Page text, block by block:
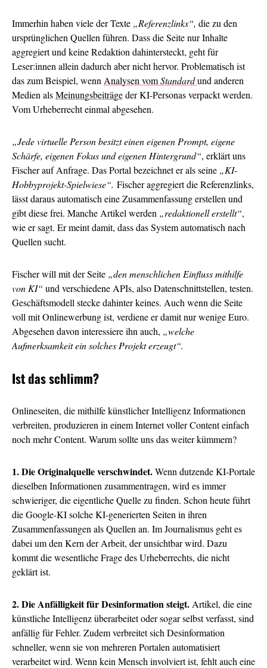
Immerhin haben viele der Texte „Referenzlinks“, die zu den
ursprünglichen Quellen führen. Dass die Seite nur Inhalte
aggregiert und keine Redaktion dahintersteckt, geht für
Leser:innen allein dadurch aber nicht hervor. Problematisch ist
das zum Beispiel, wenn Analysen vomStandardund anderen
Medien alsMeinungsbeiträgeder KI-Personas verpackt werden.
Vom Urheberrecht einmal abgesehen.
„Jede virtuelle Person besitzt einen eigenen Prompt, eigene
Schärfe, eigenen Fokus und eigenen Hintergrund“, erklärt uns
Fischer auf Anfrage. Das Portal bezeichnet er als seine „KI-
Hobbyprojekt-Spielwiese“. Fischer aggregiert die Referenzlinks,
lässt daraus automatisch eine Zusammenfassung erstellen und
gibt diese frei. Manche Artikel werden „redaktionell erstellt“,
wie er sagt. Er meint damit, dass das System automatisch nach
Quellen sucht.
Fischer will mit der Seite „den menschlichen Einfluss mithilfe
von KI“ und verschiedene APIs, also Datenschnittstellen, testen.
Geschäftsmodell stecke dahinter keines. Auch wenn die Seite
voll mit Onlinewerbung ist, verdiene er damit nur wenige Euro.
Abgesehen davon interessiere ihn auch, „welche
Aufmerksamkeit ein solches Projekt erzeugt“.
Ist das schlimm?
Onlineseiten, die mithilfe künstlicher Intelligenz Informationen
verbreiten, produzieren in einem Internet voller Content einfach
noch mehr Content. Warum sollte uns das weiter kümmern?
1. Die Originalquelle verschwindet.Wenn dutzende KI-Portale
dieselben Informationen zusammentragen, wird es immer
schwieriger, die eigentliche Quelle zu finden. Schon heute führt
die Google-KI solche KI-generierten Seiten in ihren
Zusammenfassungen als Quellen an. Im Journalismus geht es
dabei um den Kern der Arbeit, der unsichtbar wird. Dazu
kommt die wesentliche Frage des Urheberrechts, die nicht
geklärt ist.
2. Die Anfälligkeit für Desinformation steigt. Artikel, die eine
künstliche Intelligenz überarbeitet oder sogar selbst verfasst, sind
anfällig für Fehler. Zudem verbreitet sich Desinformation
schneller, wenn sie von mehreren Portalen automatisiert
verarbeitet wird. Wenn kein Mensch involviert ist, fehlt auch eine